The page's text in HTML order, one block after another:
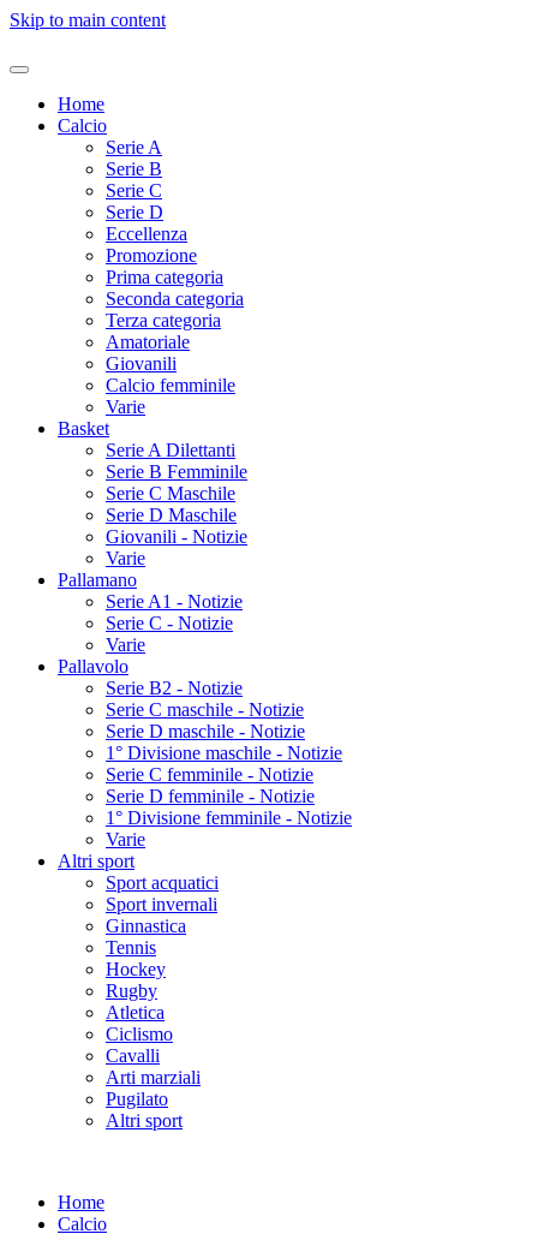
Skip to main content
Home
Calcio
Serie A
Serie B
Serie C
Serie D
Eccellenza
Promozione
Prima categoria
Seconda categoria
Terza categoria
Amatoriale
Giovanili
Calcio femminile
Varie
Basket
Serie A Dilettanti
Serie B Femminile
Serie C Maschile
Serie D Maschile
Giovanili - Notizie
Varie
Pallamano
Serie A1 - Notizie
Serie C - Notizie
Varie
Pallavolo
Serie B2 - Notizie
Serie C maschile - Notizie
Serie D maschile - Notizie
1° Divisione maschile - Notizie
Serie C femminile - Notizie
Serie D femminile - Notizie
1° Divisione femminile - Notizie
Varie
Altri sport
Sport acquatici
Sport invernali
Ginnastica
Tennis
Hockey
Rugby
Atletica
Ciclismo
Cavalli
Arti marziali
Pugilato
Altri sport
Home
Calcio